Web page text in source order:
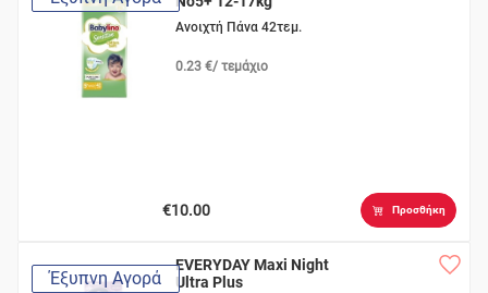
Ανοιχτή Πάνα 42τεμ.
0.23 €/ τεμάχιο
€10.00 Προσθήκη
Έξυπνη Αγορά
EVERYDAY Maxi Night
Ultra Plus